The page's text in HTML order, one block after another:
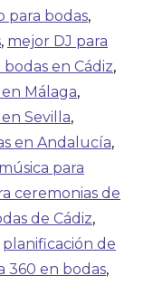
para bodas,
, mejor DJ para
en Cádiz,
Málaga,
Sevilla,
en Andalucía,
música para
ceremonias de
de Cádiz,
planificación de
360 en bodas,